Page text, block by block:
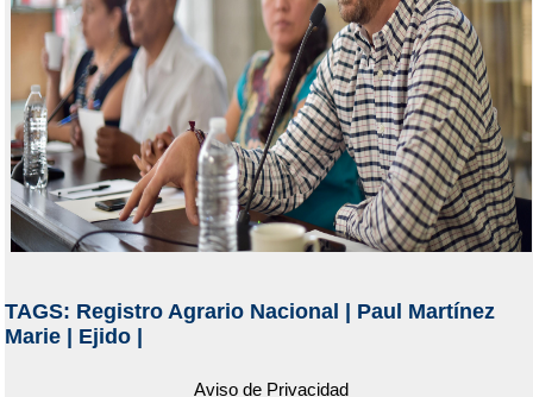
TAGS: Registro Agrario Nacional
Paul Martínez
Marie| Ejido|
Aviso de Privacidad